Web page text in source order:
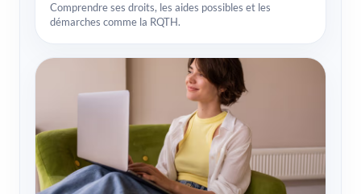
Comprendre ses droits, les aides possibles et les
démarches comme la RQTH.